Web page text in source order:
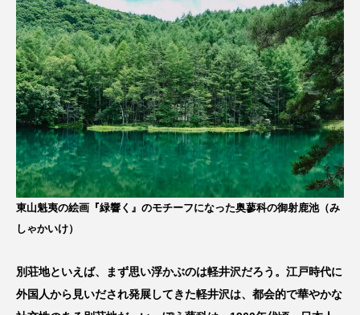
東山魁夷の絵画『緑響く』のモチーフになった奥蓼科の御射鹿池（み
しゃかいけ）
別荘地といえば、まず思い浮かぶのは軽井沢だろう。江戸時代に
外国人から見いだされ発展してきた軽井沢は、都会的で華やかな